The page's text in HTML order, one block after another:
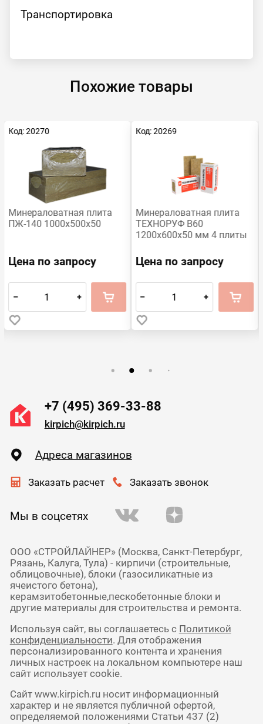
Транспортировка
Похожие товары
Код: 20270
Минераловатная плита
ПЖ-140 1000х500х50
Цена по запросу
– +
Код: 20269
Минераловатная плита
ТЕХНОРУФ В60
1200х600х50 мм 4 плиты
Цена по запросу
– +
+7 (495) 369-33-88
kirpich@kirpich.ru
Адреса магазинов
Заказать расчет Заказать звонок
Мы в соцсетях
ООО «СТРОЙЛАЙНЕР» (Москва, Санкт-Петербург,
Рязань, Калуга, Тула) - кирпичи (строительные,
облицовочные), блоки (газосиликатные из
ячеистого бетона),
керамзитобетонные,пескобетонные блоки и
другие материалы для строительства и ремонта.
Используя сайт, вы соглашаетесь с Политикой
конфиденциальности. Для отображения
персонализированного контента и хранения
личных настроек на локальном компьютере наш
сайт использует cookie.
Сайт www.kirpich.ru носит информационный
характер и не является публичной офертой,
определяемой положениями Статьи 437 (2)